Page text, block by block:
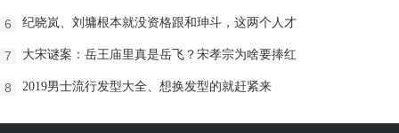
6 纪晓岚、刘墉根本就没资格跟和珅斗，这两个人才
7 大宋谜案：岳王庙里真是岳飞？宋孝宗为啥要捧红
8 2019男士流行发型大全、想换发型的就赶紧来